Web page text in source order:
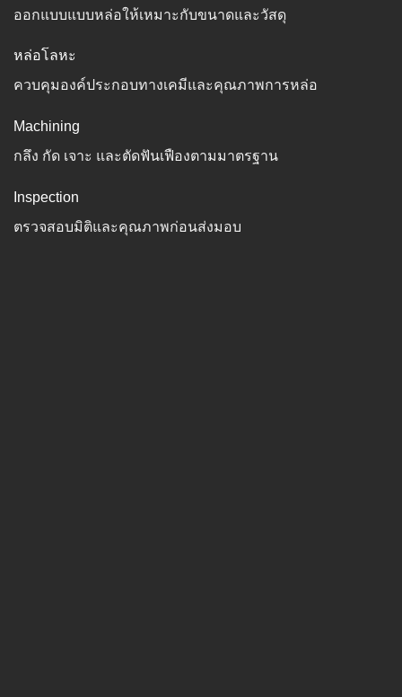
ออกแบบแบบหล่อให้เหมาะกับขนาดและวัสดุ
หล่อโลหะ
ควบคุมองค์ประกอบทางเคมีและคุณภาพการหล่อ
Machining
กลึง กัด เจาะ และตัดฟันเฟืองตามมาตรฐาน
Inspection
ตรวจสอบมิติและคุณภาพก่อนส่งมอบ